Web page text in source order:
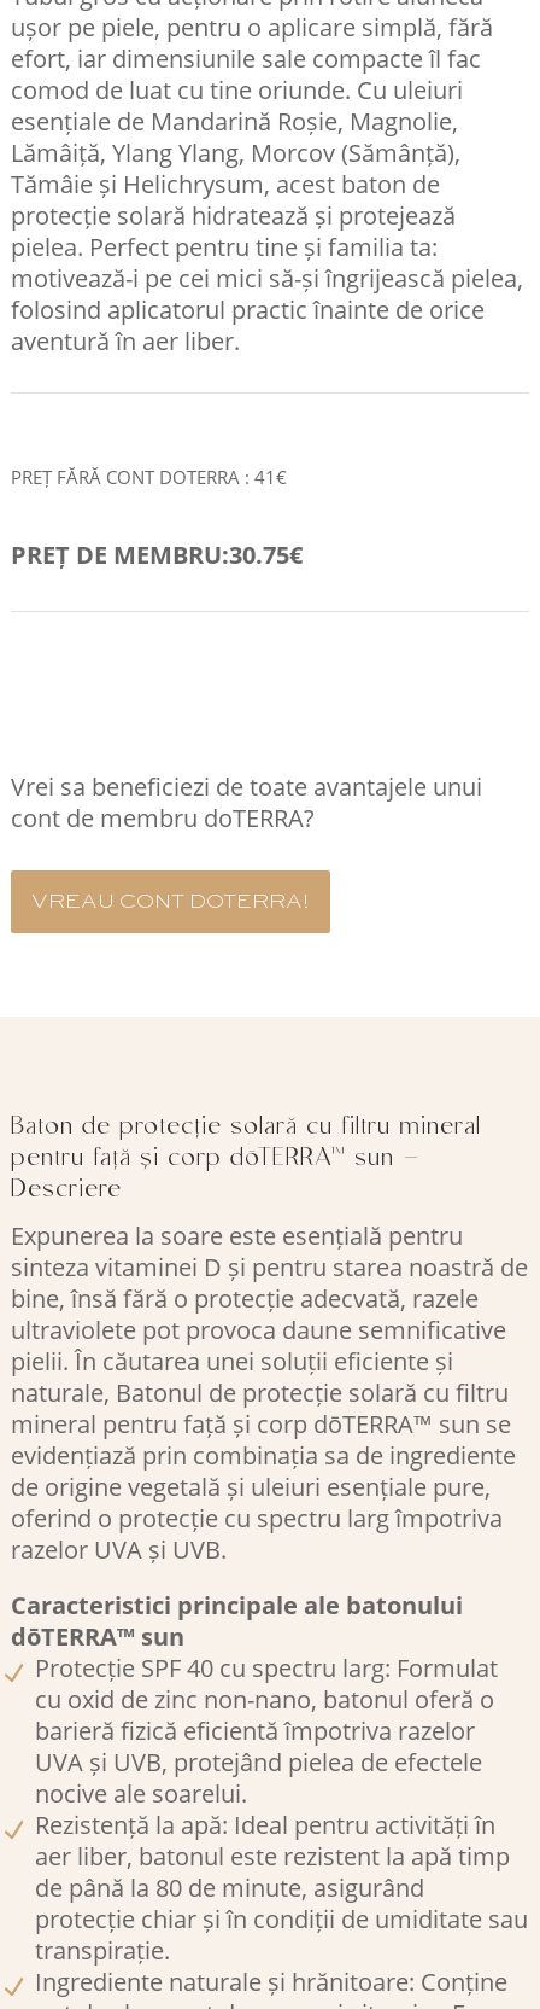
ușor pe piele, pentru o aplicare simplă, fără
efort, iar dimensiunile sale compacte îl fac
comod de luat cu tine oriunde. Cu uleiuri
esențiale de Mandarină Roșie, Magnolie,
Lămâiță, Ylang Ylang, Morcov (Sămânță),
Tămâie și Helichrysum, acest baton de
protecție solară hidratează și protejează
pielea. Perfect pentru tine și familia ta:
motivează-i pe cei mici să-și îngrijească pielea,
folosind aplicatorul practic înainte de orice
aventură în aer liber.
PREȚ FĂRĂ CONT DOTERRA : 41€
PREȚ DE MEMBRU:30.75€
Vrei sa beneficiezi de toate avantajele unui
cont de membru doTERRA?
VREAU CONT DOTERRA!
Baton de protecție solară cu filtru mineral
pentru față și corp dōTERRA™ sun –
Descriere
Expunerea la soare este esențială pentru
sinteza vitaminei D și pentru starea noastră de
bine, însă fără o protecție adecvată, razele
ultraviolete pot provoca daune semnificative
pielii. În căutarea unei soluții eficiente și
naturale, Batonul de protecție solară cu filtru
mineral pentru față și corp dōTERRA™ sun se
evidențiază prin combinația sa de ingrediente
de origine vegetală și uleiuri esențiale pure,
oferind o protecție cu spectru larg împotriva
razelor UVA și UVB.
Caracteristici principale ale batonului
dōTERRA™ sun
Protecție SPF 40 cu spectru larg: Formulat
cu oxid de zinc non-nano, batonul oferă o
barieră fizică eficientă împotriva razelor
UVA și UVB, protejând pielea de efectele
nocive ale soarelui.​
Rezistență la apă: Ideal pentru activități în
aer liber, batonul este rezistent la apă timp
de până la 80 de minute, asigurând
protecție chiar și în condiții de umiditate sau
transpirație.​
Ingrediente naturale și hrănitoare: Conține